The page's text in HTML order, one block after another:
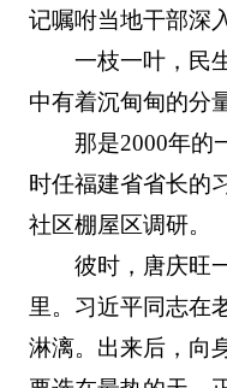
记嘱咐当地干部
一枝一叶，民
中有着沉甸甸的分
那是2000年的
时任福建省省长的
社区棚屋区调研。
彼时，唐庆旺
里。习近平同志在
淋漓。出来后，向